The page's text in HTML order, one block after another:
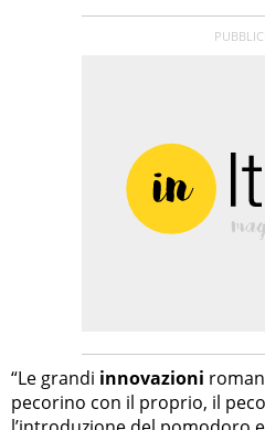
“Le grandi innovazioni
pecorino con il proprio, il